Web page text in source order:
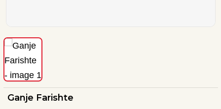
Ganje Farishte